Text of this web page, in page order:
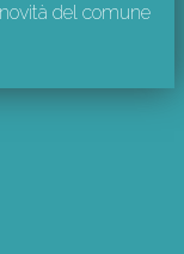
del comune